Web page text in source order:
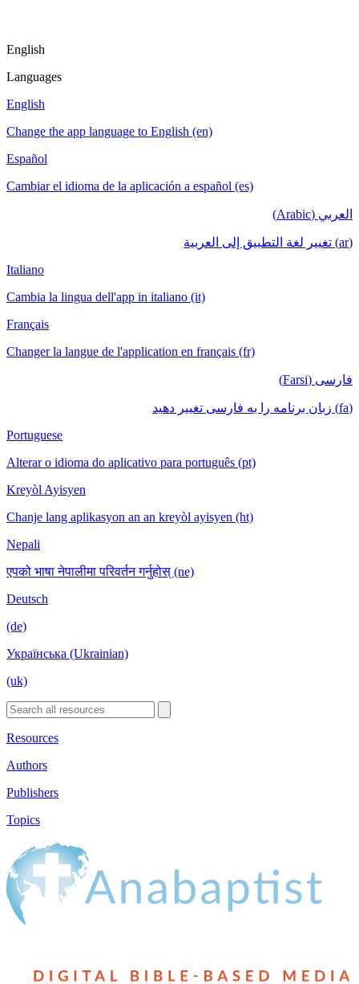
English
Languages
English
Change the app language to English (en)
Español
Cambiar el idioma de la aplicación a español (es)
العربي (Arabic)
(ar) تغيير لغة التطبيق إلى العربية
Italiano
Cambia la lingua dell'app in italiano (it)
Français
Changer la langue de l'application en français (fr)
فارسی (Farsi)
(fa) زبان برنامه را به فارسی تغییر دهید
Portuguese
Alterar o idioma do aplicativo para português (pt)
Kreyòl Ayisyen
Chanje lang aplikasyon an an kreyòl ayisyen (ht)
Nepali
एपको भाषा नेपालीमा परिवर्तन गर्नुहोस् (ne)
Deutsch
(de)
Українська (Ukrainian)
(uk)
Resources
Authors
Publishers
Topics